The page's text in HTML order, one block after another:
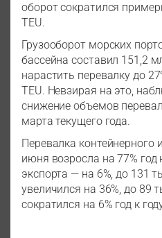
оборот сократился
TEU.
Грузооборот морских
бассейна составил 151,2
нарастить перевалку до
TEU. Невзирая на это,
снижение объемов
марта текущего года.
Перевалка контейнерного
июня возросла на 77% год
экспорта — на 6%, до 131
увеличился на 36%, до 89
сократился на 6% год к